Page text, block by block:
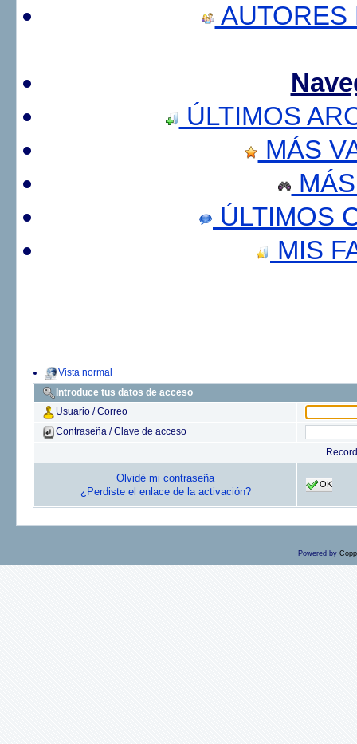
AUTORES
ÚLTIMOS
MÁS
ÚLTIMOS
MIS
Vista normal
Introduce tus datos de acceso
Usuario / Correo
Contraseña / Clave de acceso
Olvidé mi contraseña
¿Perdiste el enlace de la activación?
OK
Powered by